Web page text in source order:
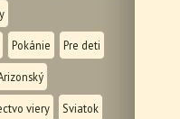
Pokánie Pre deti
viery Sviatok